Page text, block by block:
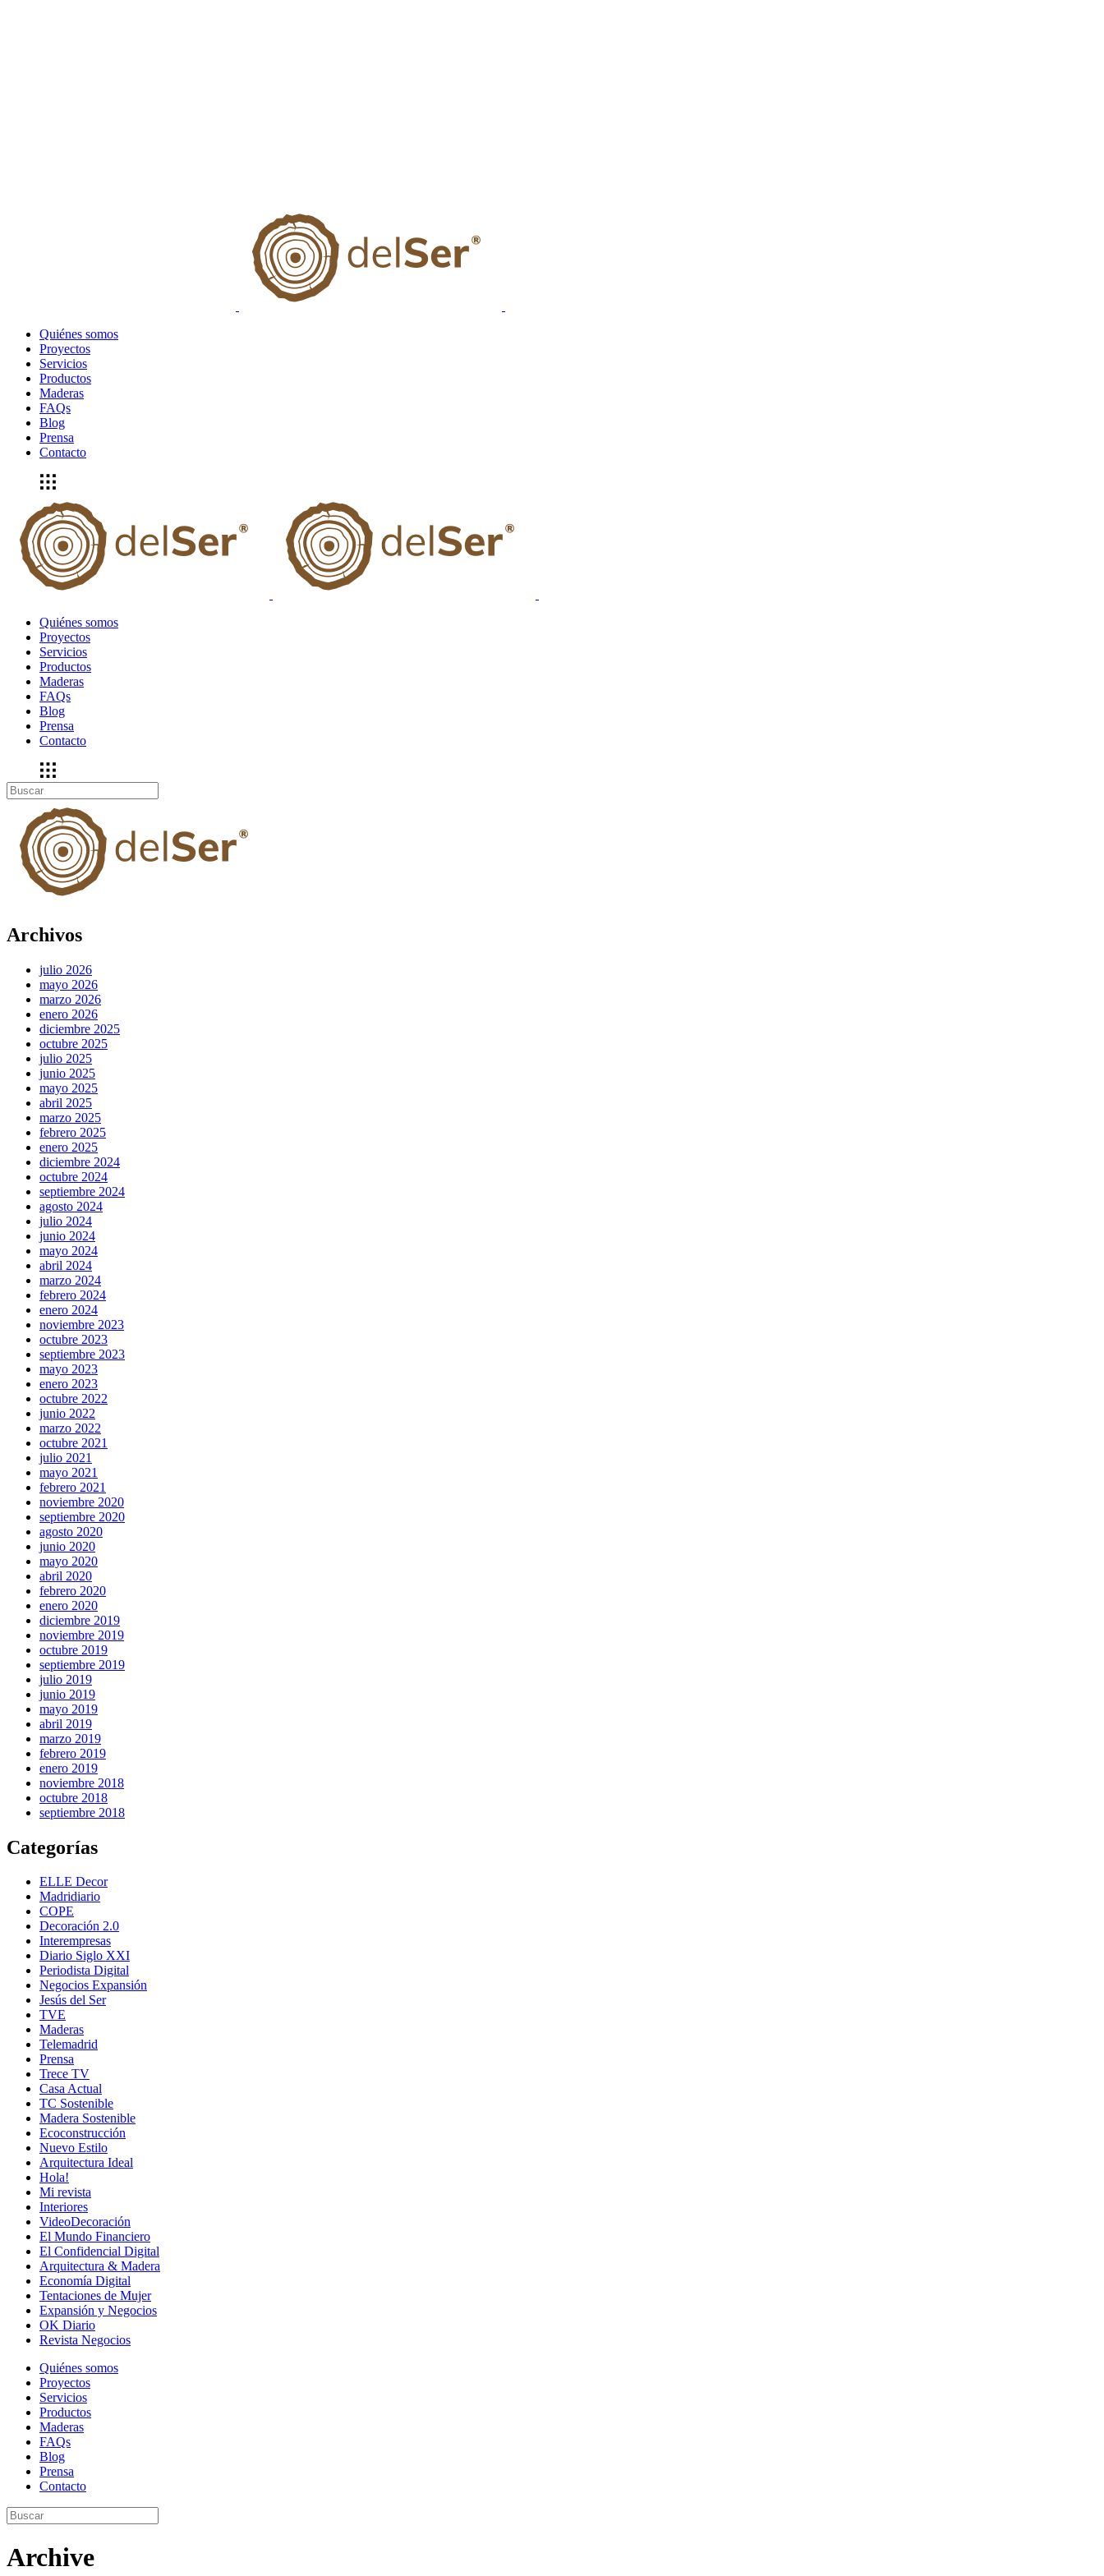
Quiénes somos
Proyectos
Servicios
Productos
Maderas
FAQs
Blog
Prensa
Contacto
Quiénes somos
Proyectos
Servicios
Productos
Maderas
FAQs
Blog
Prensa
Contacto
Archivos
julio 2026
mayo 2026
marzo 2026
enero 2026
diciembre 2025
octubre 2025
julio 2025
junio 2025
mayo 2025
abril 2025
marzo 2025
febrero 2025
enero 2025
diciembre 2024
octubre 2024
septiembre 2024
agosto 2024
julio 2024
junio 2024
mayo 2024
abril 2024
marzo 2024
febrero 2024
enero 2024
noviembre 2023
octubre 2023
septiembre 2023
mayo 2023
enero 2023
octubre 2022
junio 2022
marzo 2022
octubre 2021
julio 2021
mayo 2021
febrero 2021
noviembre 2020
septiembre 2020
agosto 2020
junio 2020
mayo 2020
abril 2020
febrero 2020
enero 2020
diciembre 2019
noviembre 2019
octubre 2019
septiembre 2019
julio 2019
junio 2019
mayo 2019
abril 2019
marzo 2019
febrero 2019
enero 2019
noviembre 2018
octubre 2018
septiembre 2018
Categorías
ELLE Decor
Madridiario
COPE
Decoración 2.0
Interempresas
Diario Siglo XXI
Periodista Digital
Negocios Expansión
Jesús del Ser
TVE
Maderas
Telemadrid
Prensa
Trece TV
Casa Actual
TC Sostenible
Madera Sostenible
Ecoconstrucción
Nuevo Estilo
Arquitectura Ideal
Hola!
Mi revista
Interiores
VideoDecoración
El Mundo Financiero
El Confidencial Digital
Arquitectura & Madera
Economía Digital
Tentaciones de Mujer
Expansión y Negocios
OK Diario
Revista Negocios
Quiénes somos
Proyectos
Servicios
Productos
Maderas
FAQs
Blog
Prensa
Contacto
Archive